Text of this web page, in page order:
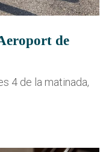
de
4 de la matinada,